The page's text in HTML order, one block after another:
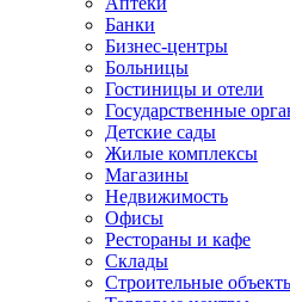
Банки
Бизнес-центры
Больницы
Гостиницы и отели
Государственные
Детские сады
Жилые комплексы
Магазины
Недвижимость
Офисы
Рестораны и кафе
Склады
Строительные